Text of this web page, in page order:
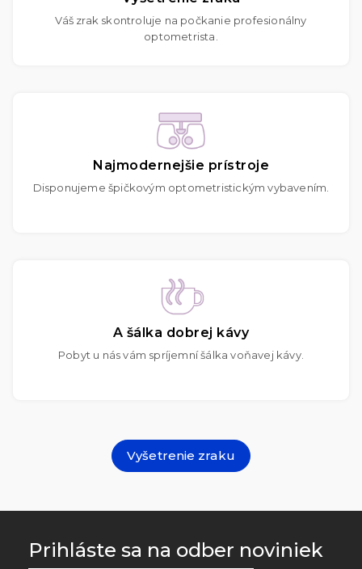
Váš zrak skontroluje na počkanie profesionálny
optometrista.
Najmodernejšie prístroje
Disponujeme špičkovým optometristickým vybavením.
A šálka dobrej kávy
Pobyt u nás vám spríjemní šálka voňavej kávy.
Vyšetrenie zraku
Prihláste sa na odber noviniek